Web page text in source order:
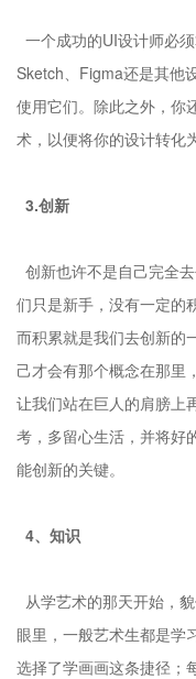
一个成功的UI设计师必
Sketch、Figma还是其他
使用它们。除此之外，你
术，以便将你的设计转化
3.创新
创新也许不是自己完全
们只是新手，没有一定的
而积累就是我们去创新的
己才会有那个概念在那里
让我们站在巨人的肩膀上
考，多留心生活，并将好
能创新的关键。
4、知识
从学艺术的那天开始，
眼里，一般艺术生都是学
选择了学画画这条捷径；